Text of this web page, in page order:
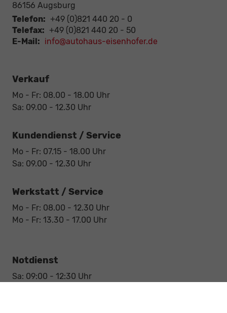
86156 Augsburg
Telefon: +49 (0)821 440 20 - 0
Telefax: +49 (0)821 440 20 - 50
E-Mail: info@autohaus-eisenhofer.de
Verkauf
Mo - Fr: 08.00 - 18.00 Uhr
Sa: 09.00 - 12.30 Uhr
Kundendienst / Service
Mo - Fr: 07.15 - 18.00 Uhr
Sa: 09.00 - 12.30 Uhr
Werkstatt / Service
Mo - Fr: 08.00 - 12.30 Uhr
Mo - Fr: 13.30 - 17.00 Uhr
Notdienst
Sa: 09:00 - 12:30 Uhr